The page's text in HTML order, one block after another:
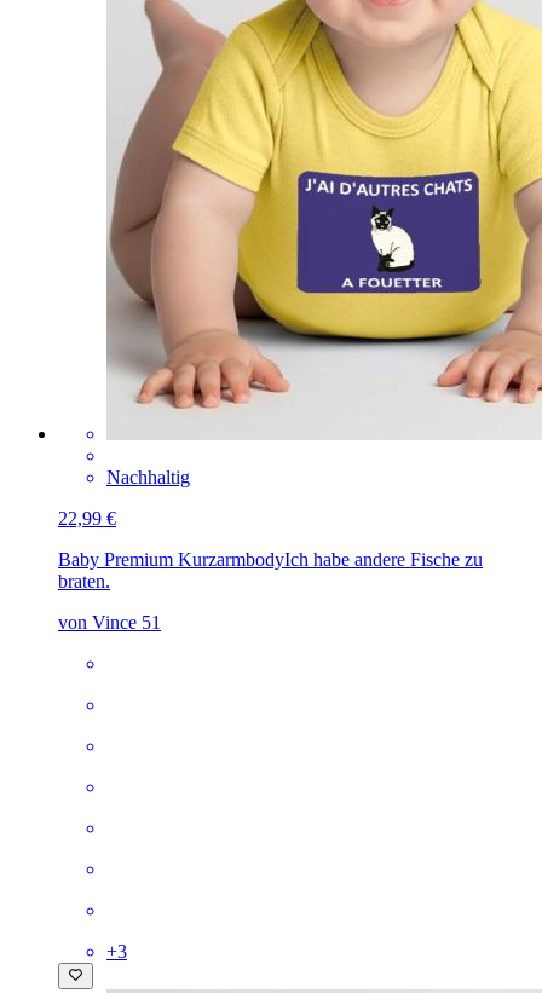
Nachhaltig
22,99 €
Baby Premium KurzarmbodyIch habe andere Fische zu
braten.
von Vince 51
+3